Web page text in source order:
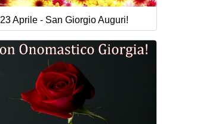
23 Aprile - San Giorgio Auguri!